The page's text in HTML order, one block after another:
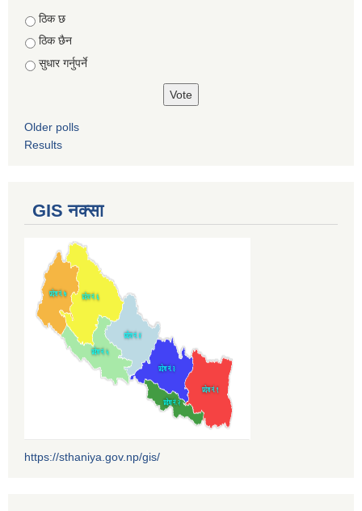
Choices
ठिक छ
ठिक छैन
सुधार गर्नुपर्ने
Older polls
Results
GIS नक्सा
https://sthaniya.gov.np/gis/